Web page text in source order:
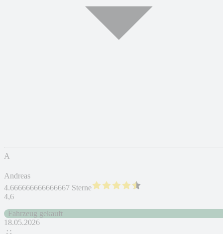
A
Andreas
4.666666666666667 Sterne
4,6
Fahrzeug gekauft
18.05.2026